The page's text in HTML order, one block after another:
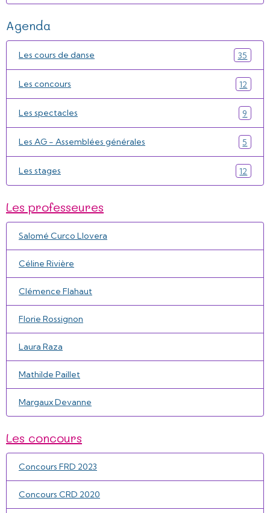
Agenda
Les cours de danse 35
Les concours 12
Les spectacles 9
Les AG - Assemblées générales 5
Les stages 12
Les professeures
Salomé Curco Llovera
Céline Rivière
Clémence Flahaut
Florie Rossignon
Laura Raza
Mathilde Paillet
Margaux Devanne
Les concours
Concours FRD 2023
Concours CRD 2020